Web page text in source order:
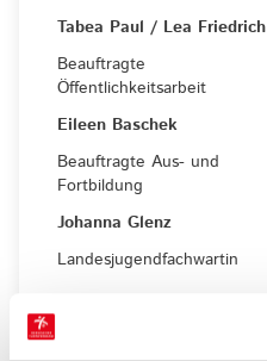
Tabea Paul / Lea Friedrich
Beauftragte
Öffentlichkeitsarbeit
Eileen Baschek
Beauftragte Aus- und
Fortbildung
Johanna Glenz
Landesjugendfachwartin